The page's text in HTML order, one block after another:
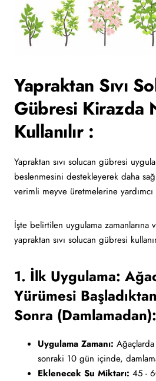
Yapraktan Sıvı
Gübresi Kirazda
Kullanılır :
Yapraktan sıvı solucan gübresi
beslenmesini destekleyerek daha
verimli meyve üretmelerine yardımcı
İşte belirtilen uygulama zamanlarına
yapraktan sıvı solucan gübresi
1. İlk Uygulama:
Yürümesi
Sonra (Damlamadan):
Uygulama Zamanı:
sonraki 10 gün içinde,
Eklenecek Su Miktarı: 45 -